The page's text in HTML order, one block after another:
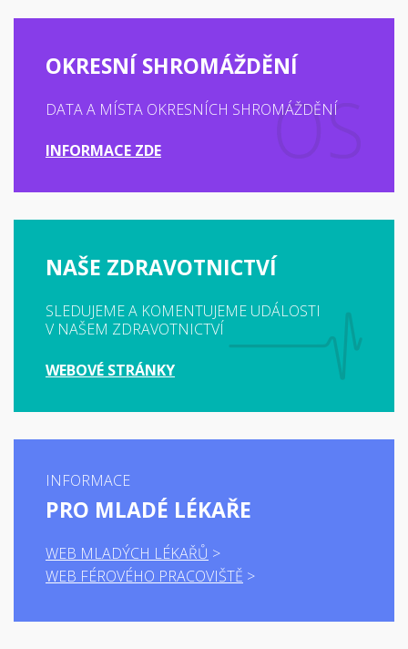
OKRESNÍ SHROMÁŽDĚNÍ
DATA A MÍSTA OKRESNÍCH SHROMÁŽDĚNÍ
INFORMACE ZDE
NAŠE ZDRAVOTNICTVÍ
SLEDUJEME A KOMENTUJEME UDÁLOSTI
V NAŠEM ZDRAVOTNICTVÍ
WEBOVÉ STRÁNKY
INFORMACE
PRO MLADÉ LÉKAŘE
WEB MLADÝCH LÉKAŘŮ
WEB FÉROVÉHO PRACOVIŠTĚ